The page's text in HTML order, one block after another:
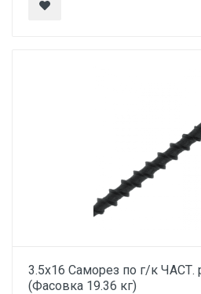
3.5х16 Саморез по г/к ЧАСТ.
(Фасовка 19.36 кг)